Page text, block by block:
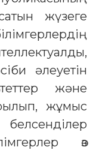
жүзеге
әлеуетін
және
жұмыс
өз